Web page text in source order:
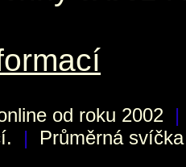
od roku 2002 |
| Průměrná